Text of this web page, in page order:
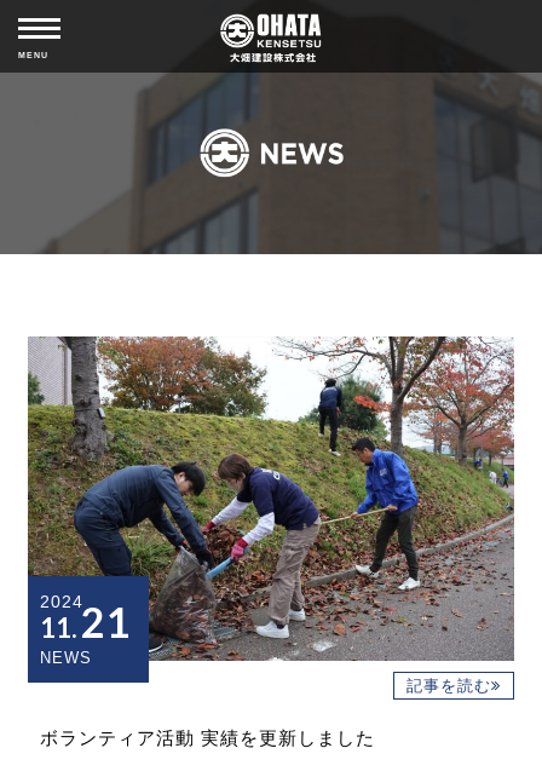
MENU
MISSION
HISTORY
NEWS
記事を読む
ボランティア活動 実績を更新しました
2024
11.21
NEWS